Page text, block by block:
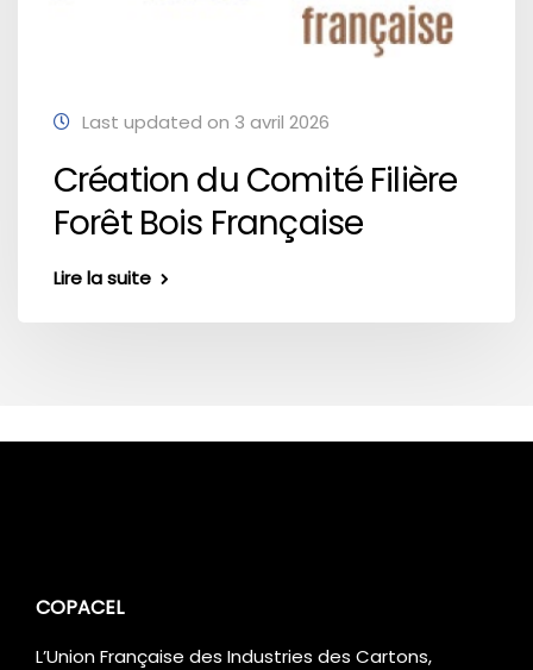
Last updated on 3 avril 2026
Création du Comité Filière
Forêt Bois Française
Lire la suite
COPACEL
L’Union Française des Industries des Cartons,